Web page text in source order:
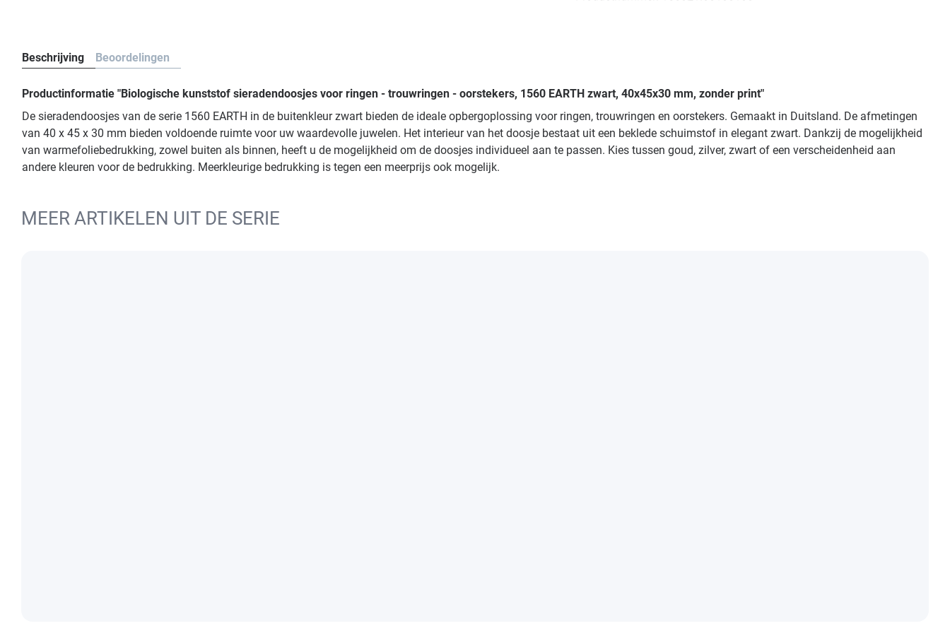
Beschrijving Beoordelingen
Productinformatie "Biologische kunststof sieradendoosjes voor ringen - trouwringen - oorstekers, 1560 EARTH zwart, 40x45x30 mm, zonder print"
De sieradendoosjes van de serie 1560 EARTH in de buitenkleur zwart bieden de ideale opbergoplossing voor ringen, trouwringen en oorstekers. Gemaakt in Duitsland. De afmetingen
van 40 x 45 x 30 mm bieden voldoende ruimte voor uw waardevolle juwelen. Het interieur van het doosje bestaat uit een beklede schuimstof in elegant zwart. Dankzij de mogelijkheid
van warmefoliebedrukking, zowel buiten als binnen, heeft u de mogelijkheid om de doosjes individueel aan te passen. Kies tussen goud, zilver, zwart of een verscheidenheid aan
andere kleuren voor de bedrukking. Meerkleurige bedrukking is tegen een meerprijs ook mogelijk.
MEER ARTIKELEN UIT DE SERIE